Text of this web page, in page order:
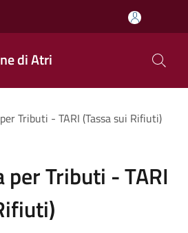
di Atri
Tributi - TARI (Tassa sui Rifiuti)
Tributi - TARI